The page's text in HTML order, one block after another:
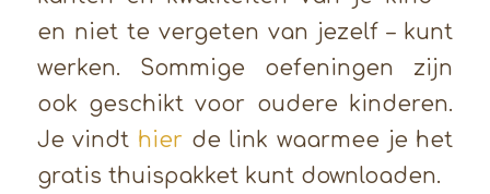
en niet te vergeten van jezelf – kunt
werken. Sommige oefeningen zijn
ook geschikt voor oudere kinderen.
Je vindt hierde link waarmee je het
gratis thuispakket kunt downloaden.